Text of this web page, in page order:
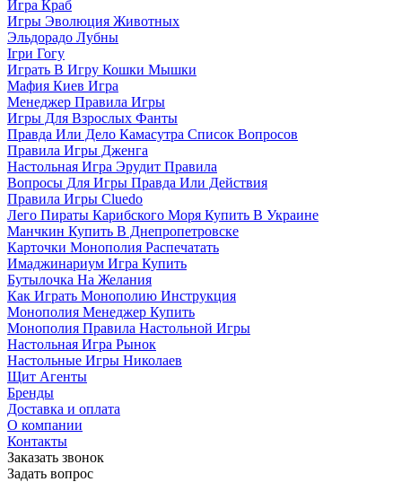
Игра Краб
Игры Эволюция Животных
Эльдорадо Лубны
Ігри Гогу
Играть В Игру Кошки Мышки
Мафия Киев Игра
Менеджер Правила Игры
Игры Для Взрослых Фанты
Правда Или Дело Камасутра Список Вопросов
Правила Игры Дженга
Настольная Игра Эрудит Правила
Вопросы Для Игры Правда Или Действия
Правила Игры Cluedo
Лего Пираты Карибского Моря Купить В Украине
Манчкин Купить В Днепропетровске
Карточки Монополия Распечатать
Имаджинариум Игра Купить
Бутылочка На Желания
Как Играть Монополию Инструкция
Монополия Менеджер Купить
Монополия Правила Настольной Игры
Настольная Игра Рынок
Настольные Игры Николаев
Щит Агенты
Бренды
Доставка и оплата
О компании
Контакты
Заказать звонок
Задать вопрос